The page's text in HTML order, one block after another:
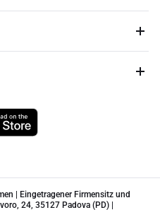
| Eingetragener Firmensitz und
24, 35127 Padova (PD) |